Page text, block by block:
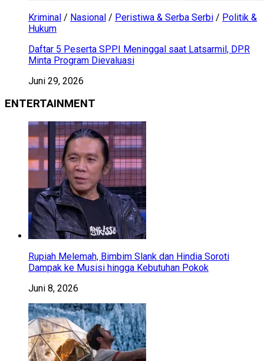
Kriminal / Nasional / Peristiwa & Serba Serbi / Politik &
Hukum
Daftar 5 Peserta SPPI Meninggal saat Latsarmil, DPR
Minta Program Dievaluasi
Juni 29, 2026
ENTERTAINMENT
Rupiah Melemah, Bimbim Slank dan Hindia Soroti
Dampak ke Musisi hingga Kebutuhan Pokok
Juni 8, 2026